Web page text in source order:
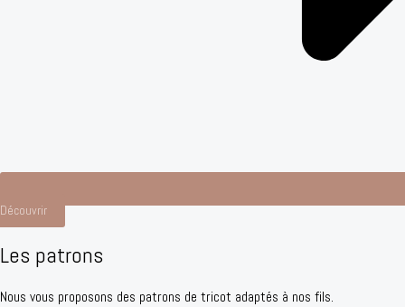
Découvrir
Les patrons
Nous vous proposons des patrons de tricot adaptés à nos fils.